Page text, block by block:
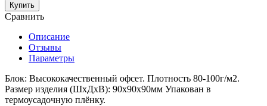
Купить
Сравнить
Описание
Отзывы
Параметры
Блок: Высококачественный офсет. Плотность 80-100г/м2.
Размер изделия (ШхДхВ): 90х90х90мм Упакован в
термоусадочную плёнку.